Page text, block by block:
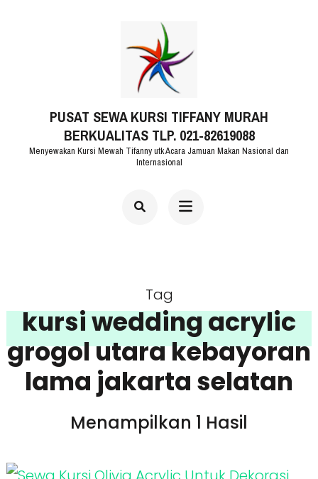
PUSAT SEWA KURSI TIFFANY MURAH
BERKUALITAS TLP. 021-82619088
Menyewakan Kursi Mewah Tifanny utk Acara Jamuan Makan Nasional dan
Internasional
Tag
kursi wedding acrylic
grogol utara kebayoran
lama jakarta selatan
Menampilkan 1 Hasil